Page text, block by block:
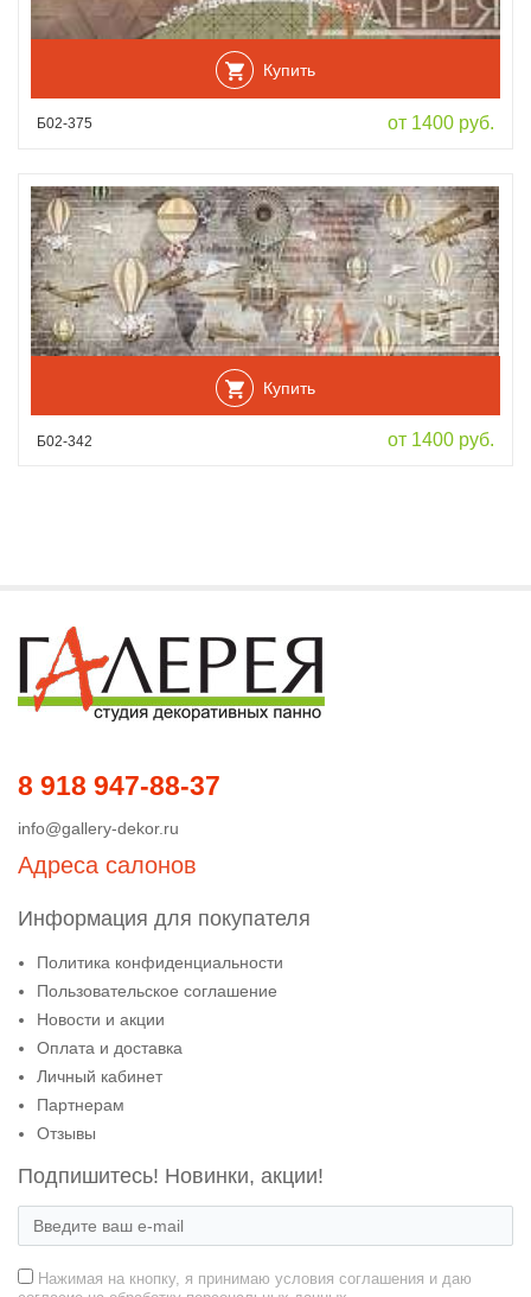
Купить
Б02-375 от 1400 руб.
Купить
Б02-342 от 1400 руб.
8 918 947-88-37
info@gallery-dekor.ru
Адреса салонов
Информация для покупателя
Политика конфиденциальности
Пользовательское соглашение
Новости и акции
Оплата и доставка
Личный кабинет
Партнерам
Отзывы
Подпишитесь! Новинки, акции!
Нажимая на кнопку, я принимаю условия соглашения и даю